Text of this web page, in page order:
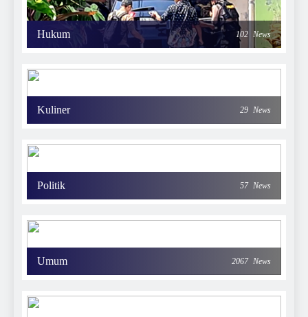
Hukum 102 News
Kuliner 29 News
Politik 57 News
Umum 2067 News